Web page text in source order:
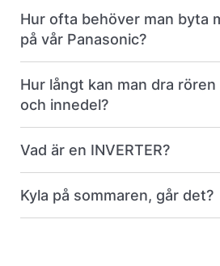
Hur ofta behöver man byta
på vår Panasonic?
Hur långt kan man dra
och innedel?
Vad är en INVERTER?
Kyla på sommaren, går det?